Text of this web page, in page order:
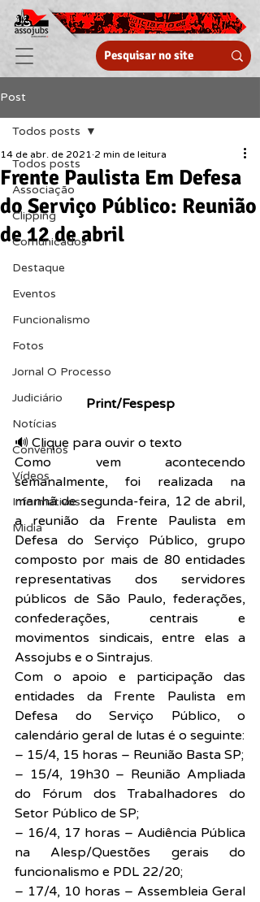
Post
Todos posts
Associação
Clipping
Comunicados
Destaque
Eventos
Funcionalismo
Fotos
Jornal O Processo
Judiciário
Notícias
Convênios
Vídeos
Informativos
Midia
Todos posts
Frente Paulista Em Defesa
do Serviço Público: Reunião
de 12 de abril
14 de abr. de 2021 2 min de leitura
Print/Fespesp
🔊 Clique para ouvir o texto
Como vem acontecendo
semanalmente, foi realizada na
manhã de segunda-feira, 12 de abril,
a reunião da Frente Paulista em
Defesa do Serviço Público, grupo
composto por mais de 80 entidades
representativas dos servidores
públicos de São Paulo, federações,
confederações, centrais e
movimentos sindicais, entre elas a
Assojubs e o Sintrajus.
Com o apoio e participação das
entidades da Frente Paulista em
Defesa do Serviço Público, o
calendário geral de lutas é o seguinte:
– 15/4, 15 horas – Reunião Basta SP;
– 15/4, 19h30 – Reunião Ampliada
do Fórum dos Trabalhadores do
Setor Público de SP;
– 16/4, 17 horas – Audiência Pública
na Alesp/Questões gerais do
funcionalismo e PDL 22/20;
– 17/4, 10 horas – Assembleia Geral